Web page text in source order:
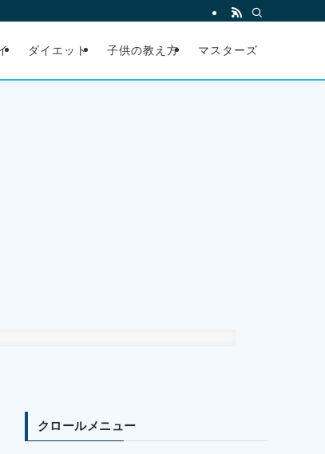
ダイエット 子供の教え方 マスターズ
クロールメニュー